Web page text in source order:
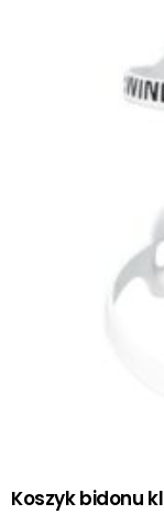
Koszyk bidonu